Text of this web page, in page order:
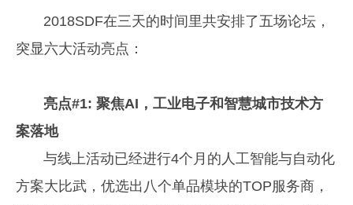
2018SDF在三天的时间里共安排了五场论坛，
突显六大活动亮点：
亮点#1: 聚焦AI，工业电子和智慧城市技术方
案落地
与线上活动已经进行4个月的人工智能与自动化
方案大比武，优选出八个单品模块的TOP服务商，